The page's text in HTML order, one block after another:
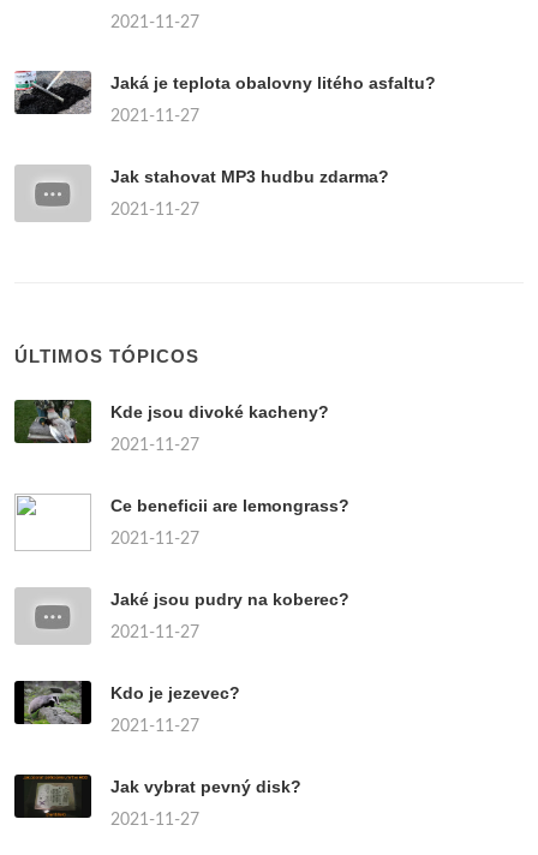
2021-11-27
Jaká je teplota obalovny litého asfaltu?
2021-11-27
Jak stahovat MP3 hudbu zdarma?
2021-11-27
ÚLTIMOS TÓPICOS
Kde jsou divoké kacheny?
2021-11-27
Ce beneficii are lemongrass?
2021-11-27
Jaké jsou pudry na koberec?
2021-11-27
Kdo je jezevec?
2021-11-27
Jak vybrat pevný disk?
2021-11-27